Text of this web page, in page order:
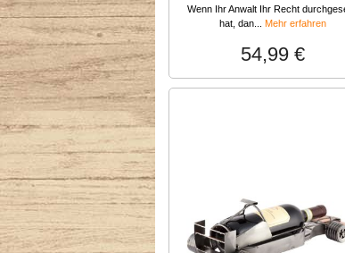
Wenn Ihr Anwalt Ihr Recht
hat, dan... Mehr erfahren
54,99 €